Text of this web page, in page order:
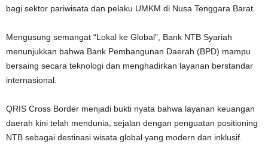
bagi sektor pariwisata dan pelaku UMKM di Nusa Tenggara Barat.
Mengusung semangat “Lokal ke Global”, Bank NTB Syariah
menunjukkan bahwa Bank Pembangunan Daerah (BPD) mampu
bersaing secara teknologi dan menghadirkan layanan berstandar
internasional.
QRIS Cross Border menjadi bukti nyata bahwa layanan keuangan
daerah kini telah mendunia, sejalan dengan penguatan positioning
NTB sebagai destinasi wisata global yang modern dan inklusif.